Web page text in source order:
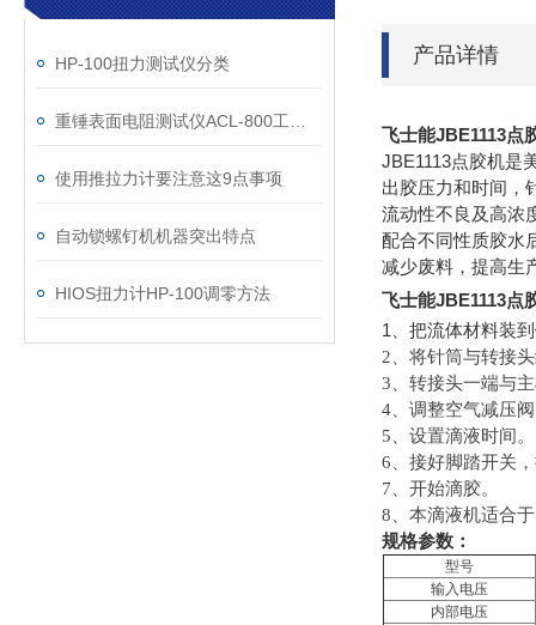
HP-100扭力测试仪分类
使用推拉力计要注意这9点事项
自动锁螺钉机机器突出特点
HIOS扭力计HP-100调零方法
产品详情
飞士能JBE1113点
JBE1113点胶机是
出胶压力和时间，
流动性不良及高浓
配合不同性质胶水
减少废料，提高生
飞士能JBE1113点
1 、把流体材料装
2 、将针筒与转接
3 、转接头一端与
4 、调整空气减压
5 、设置滴液时间。
6 、接好脚踏开关
7 、开始滴胶。
8 、本滴液机适合
规格参数：
型号
输入电压
内部电压